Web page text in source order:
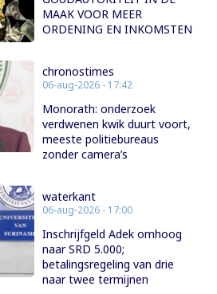
MAAK VOOR MEER
ORDENING EN INKOMSTEN
chronostimes
06-aug-2026 - 17:42
Monorath: onderzoek
verdwenen kwik duurt voort,
meeste politiebureaus
zonder camera’s
waterkant
06-aug-2026 - 17:00
Inschrijfgeld Adek omhoog
naar SRD 5.000;
betalingsregeling van drie
naar twee termijnen